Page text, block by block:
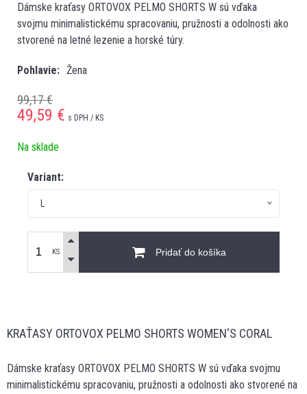
Dámske kraťasy ORTOVOX PELMO SHORTS W sú vďaka
svojmu minimalistickému spracovaniu, pružnosti a odolnosti ako
stvorené na letné lezenie a horské túry.
Pohlavie Žena
99,17 €
49,59 € s DPH / KS
Na sklade
Variant:
KS Pridať do košíka
KRAŤASY ORTOVOX PELMO SHORTS WOMEN'S CORAL
Dámske kraťasy ORTOVOX PELMO SHORTS W sú vďaka svojmu
minimalistickému spracovaniu, pružnosti a odolnosti ako stvorené na